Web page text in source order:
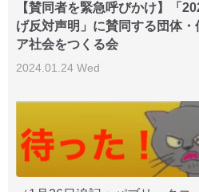
【賛同者を緊急呼びかけ】「
げ反対声明」に賛同する団体
ア社会をつくる会
2024.01.24 Wed